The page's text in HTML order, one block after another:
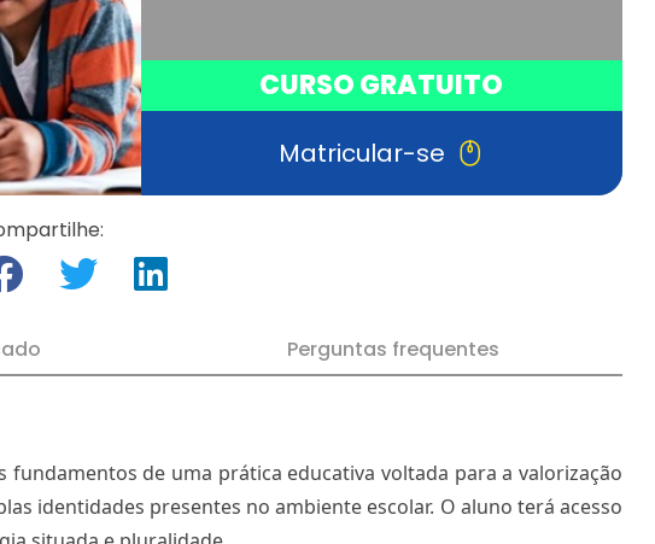
CURSO GRATUITO
Matricular-se
Perguntas frequentes
de uma prática educativa voltada para a valorização
identidades presentes no ambiente escolar. O aluno terá acesso